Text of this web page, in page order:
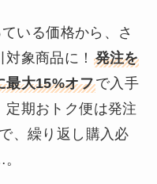
いる価格から、さ
象商品に！ 発注を
最大15%オフで入手
定期おトク便は発注
、繰り返し購入必